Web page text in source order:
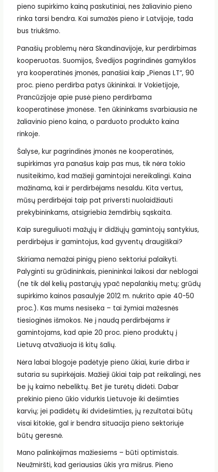
pieno supirkimo kainą paskutiniai, nes žaliavinio pieno
rinka tarsi bendra. Kai sumažės pieno ir Latvijoje, tada
bus triukšmo.
Panašių problemų nėra Skandinavijoje, kur perdirbimas
kooperuotas. Suomijos, Švedijos pagrindinės gamyklos
yra kooperatinės įmonės, panašiai kaip „Pienas LT“, 90
proc. pieno perdirba patys ūkininkai. Ir Vokietijoje,
Prancūzijoje apie pusė pieno perdirbama
kooperatinėse įmonėse. Ten ūkininkams svarbiausia ne
žaliavinio pieno kaina, o parduoto produkto kaina
rinkoje.
Šalyse, kur pagrindinės įmonės ne kooperatinės,
supirkimas yra panašus kaip pas mus, tik nėra tokio
nusiteikimo, kad mažieji gamintojai nereikalingi. Kaina
mažinama, kai ir perdirbėjams nesaldu. Kita vertus,
mūsų perdirbėjai taip pat priversti nuolaidžiauti
prekybininkams, atsigriebia žemdirbių sąskaita.
Kaip sureguliuoti mažųjų ir didžiųjų gamintojų santykius,
perdirbėjus ir gamintojus, kad gyventų draugiškai?
Skiriama nemažai pinigų pieno sektoriui palaikyti.
Palyginti su grūdininkais, pienininkai laikosi dar neblogai
(ne tik dėl kelių pastarųjų ypač nepalankių metų; grūdų
supirkimo kainos pasaulyje 2012 m. nukrito apie 40-50
proc.). Kas mums nesiseka – tai žymiai mažesnės
tiesioginės išmokos. Ne į naudą perdirbėjams ir
gamintojams, kad apie 20 proc. pieno produktų į
Lietuvą atvažiuoja iš kitų šalių.
Nėra labai blogoje padėtyje pieno ūkiai, kurie dirba ir
sutaria su supirkėjais. Mažieji ūkiai taip pat reikalingi, nes
be jų kaimo nebeliktų. Bet jie turėtų didėti. Dabar
prekinio pieno ūkio vidurkis Lietuvoje iki dešimties
karvių; jei padidėtų iki dvidešimties, jų rezultatai būtų
visai kitokie, gal ir bendra situacija pieno sektoriuje
būtų geresnė.
Mano palinkėjimas mažiesiems – būti optimistais.
Neužmiršti, kad geriausias ūkis yra mišrus. Pieno